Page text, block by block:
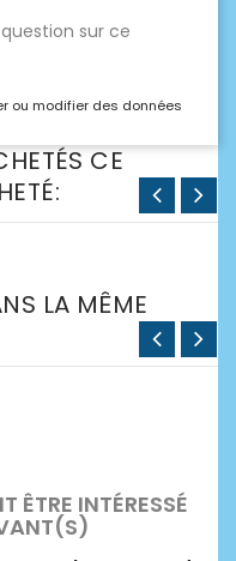
sur ce
ou modifier des données
CE
LA MÊME
ÊTRE INTÉRESSÉ